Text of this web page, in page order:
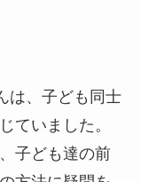
は、子ども同士
ていました。
子ども達の前